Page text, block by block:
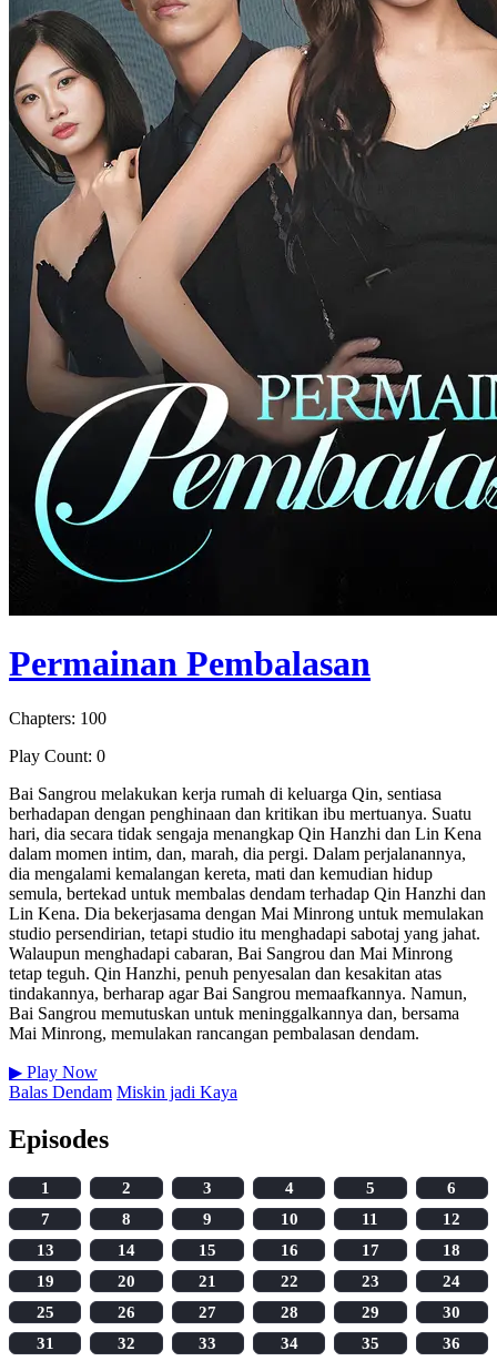
Permainan Pembalasan
Chapters: 100
Play Count: 0
Bai Sangrou melakukan kerja rumah di keluarga Qin, sentiasa
berhadapan dengan penghinaan dan kritikan ibu mertuanya. Suatu
hari, dia secara tidak sengaja menangkap Qin Hanzhi dan Lin Kena
dalam momen intim, dan, marah, dia pergi. Dalam perjalanannya,
dia mengalami kemalangan kereta, mati dan kemudian hidup
semula, bertekad untuk membalas dendam terhadap Qin Hanzhi dan
Lin Kena. Dia bekerjasama dengan Mai Minrong untuk memulakan
studio persendirian, tetapi studio itu menghadapi sabotaj yang jahat.
Walaupun menghadapi cabaran, Bai Sangrou dan Mai Minrong
tetap teguh. Qin Hanzhi, penuh penyesalan dan kesakitan atas
tindakannya, berharap agar Bai Sangrou memaafkannya. Namun,
Bai Sangrou memutuskan untuk meninggalkannya dan, bersama
Mai Minrong, memulakan rancangan pembalasan dendam.
▶ Play Now
Balas Dendam Miskin jadi Kaya
Episodes
1 2 3 4 5
6
7
8 9 10 11
12
13
14 15 16 17
18
19
20 21 22 23
24
25
26 27 28 29
30
31
32 33 34 35
36